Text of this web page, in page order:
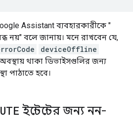
Assistant ব্যবহারকারীকে "
নয়" বলে জানায়। মনে রাখবেন যে,
deviceOffline
থাকা ডিভাইসগুলির জন্য
পাঠাতে হবে।
ইন্টেন্টের জন্য নন-